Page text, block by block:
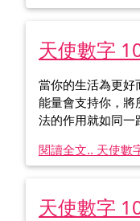
天使數字
當你的生活為更好
能量會支持你，將
法的作用就如同一
閱讀全文.. 天使數
天使數字